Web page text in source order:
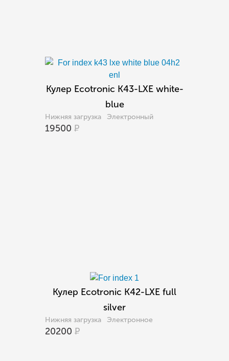
Кулер Ecotronic K43-LXE white-
blue
Нижняя загрузка Электронный
19500 Р
Кулер Ecotronic K42-LXE full
silver
Нижняя загрузка Электронное
20200 Р